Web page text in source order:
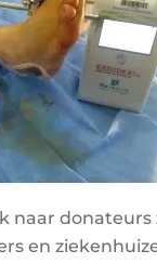
naar
en